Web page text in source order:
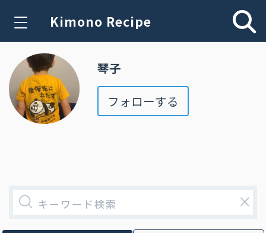
Kimono Recipe
琴子
フォローする
×